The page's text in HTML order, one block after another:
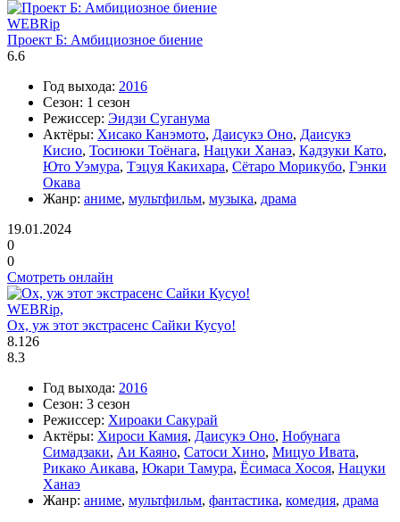
WEBRip
Проект Б: Амбициозное биение
6.6
Год выхода: 2016
Сезон: 1 сезон
Режиссер: Эидзи Суганума
Актёры: Хисако Канэмото, Даисукэ Оно, Даисукэ
Кисио, Тосиюки Тоёнага, Нацуки Ханаэ, Кадзуки Като,
Юто Уэмура, Тэцуя Какихара, Сётаро Морикубо, Гэнки
Окава
Жанр: аниме, мультфильм, музыка, драма
19.01.2024
0
0
Смотреть онлайн
WEBRip,
Ох, уж этот экстрасенс Сайки Кусуо!
8.126
8.3
Год выхода: 2016
Сезон: 3 сезон
Режиссер: Хироаки Сакурай
Актёры: Хироси Камия, Даисукэ Оно, Нобунага
Симадзаки, Аи Каяно, Сатоси Хино, Мицуо Ивата,
Рикако Аикава, Юкари Тамура, Ёсимаса Хосоя, Нацуки
Ханаэ
Жанр: аниме, мультфильм, фантастика, комедия, драма